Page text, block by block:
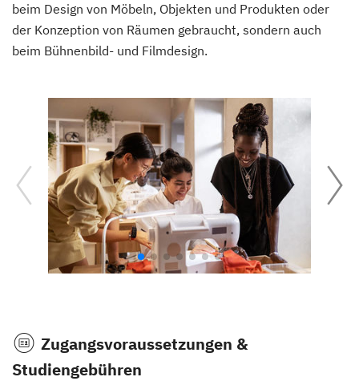
beim Design von Möbeln, Objekten und Produkten oder
der Konzeption von Räumen gebraucht, sondern auch
beim Bühnenbild- und Filmdesign.
Zugangsvoraussetzungen &
Studiengebühren